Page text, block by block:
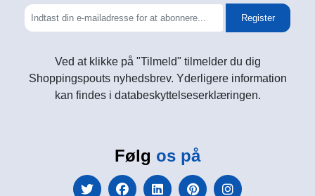
Register
Ved at klikke på "Tilmeld" tilmelder du dig
Shoppingspouts nyhedsbrev. Yderligere information
kan findes i databeskyttelseserklæringen.
Følg os på